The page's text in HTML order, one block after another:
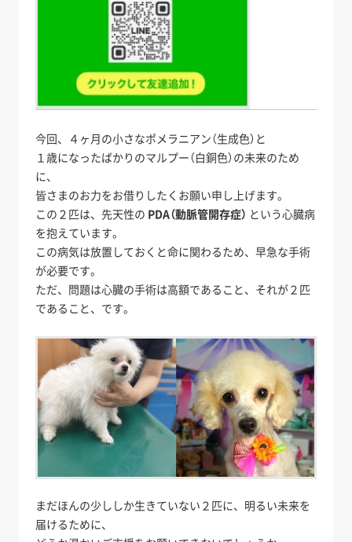
今回、４ヶ月の小さなポメラニアン（生成色）と
１歳になったばかりのマルプー（白銅色）の未来のため
に、
皆さまのお力をお借りしたくお願い申し上げます。
この２匹は、先天性の PDA（動脈管開存症） という心臓病
を抱えています。
この病気は放置しておくと命に関わるため、早急な手術
が必要です。
ただ、問題は心臓の手術は高額であること、それが２匹
であること、です。
まだほんの少ししか生きていない２匹に、明るい未来を
届けるために、